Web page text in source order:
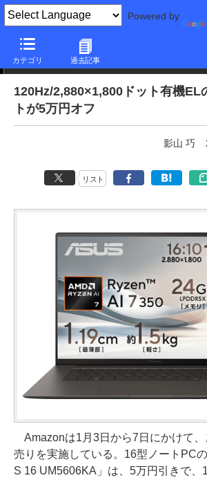
Powered by
カテゴリ 過去記事
本日みつけたお買い得品
120Hz/2,880×1,800ドット有機EL
トが5万円オフ
影山 巧
リスト
Amazonは1月3日から7日にかけて
売りを実施している。16型ノートPC
S 16 UM5606KA」は、5万円引きで、